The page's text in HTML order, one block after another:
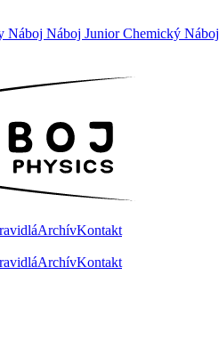
Náboj Náboj JuniorChemický Náboj
ArchívKontakt
ArchívKontakt